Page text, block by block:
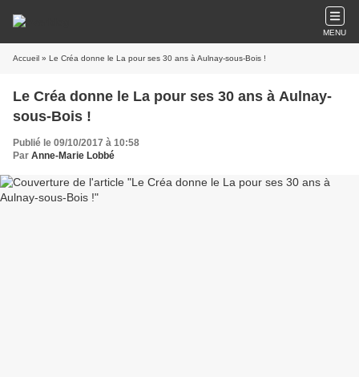
MENU
Accueil » Le Créa donne le La pour ses 30 ans à Aulnay-sous-Bois !
Le Créa donne le La pour ses 30 ans à Aulnay-
sous-Bois !
Publié le 09/10/2017 à 10:58
Par Anne-Marie Lobbé